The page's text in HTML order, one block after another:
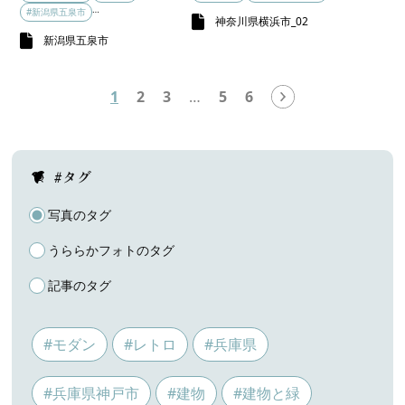
#新潟県五泉市
新潟県五泉市
神奈川県横浜市_02
1 2 3 … 5 6
#タグ
写真のタグ
うららかフォトのタグ
記事のタグ
#モダン #レトロ #兵庫県
#兵庫県神戸市 #建物 #建物と緑